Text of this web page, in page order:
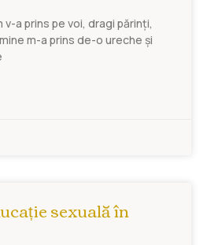
v-a prins pe voi, dragi părinți,
m-a prins de-o ureche și
sexuală în